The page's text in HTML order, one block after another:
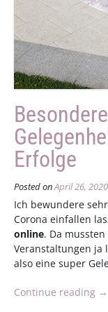
Erfolge
Posted onApril 26, 2020
Ich bewundere
Corona einfallen
online. Da
Veranstaltungen ja
also eine super
Continue reading →